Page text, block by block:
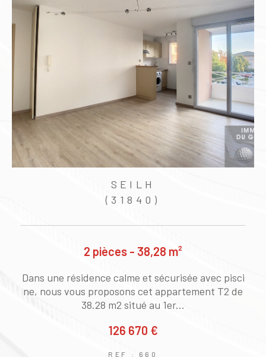
Faire estimer un bien
est ainsi une étape
primordiale pour tout projet de vente ou d'achat.
Location de biens immobiliers
Pour toutes les personnes à larecherche d’un
logement en location, notre agence immobilière est
là pour vous accompagner. En effet, selon vos
besoins, nous pouvons vous proposer des biens
immobiliers à la location pour répondre aux besoins
des locataires en quête d'un logement.
Ces biens peuvent être des appartements, des
maisons, des studios, des lofts ou encore des duplex.
gestion locative de son bien à une agence
immobilière. Cette prestation permet au propriétaire
son bien à un professionnel tout en bénéficiant d'une
SEILH
(31840)
2 pièces - 38,28 m²
Dans une résidence calme et sécurisée avec pisci
ne, nous vous proposons cet appartement T2 de
38.28 m2 situé au 1er...
126 670 €
REF : 660